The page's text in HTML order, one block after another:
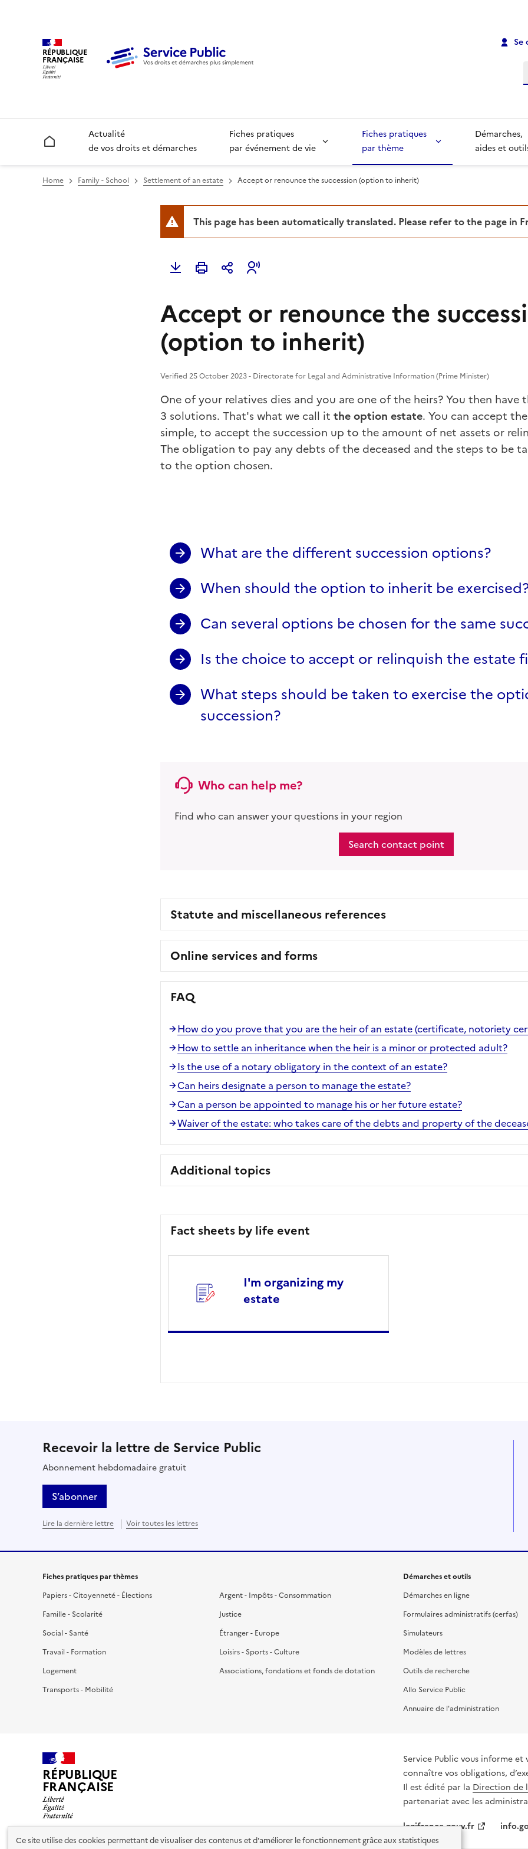
Ce site utilise des cookies permettant de visualiser des contenus et d'améliorer le fonctionnement grâce aux statistiques
RÉPUBLIQUE
FRANÇAISE
Se
Accueil
Actualité
de vos droits et démarches
Fiches pratiques
par événement de vie
Fiches pratiques
par thème
Démarches,
aides et
Home Family - School Settlement of an estate Accept or renounce the succession (option to inherit)
This page has been automatically translated. Please refer to the page in
Accept or renounce the
(option to inherit)
Verified 25 October 2023 - Directorate for Legal and Administrative Information (Prime Minister)
One of your relatives dies and you are one of the heirs? You then have
3 solutions. That's what we call it the option estate. You can accept
simple, to accept the succession up to the amount of net assets or
The obligation to pay any debts of the deceased and the steps to be
to the option chosen.
What are the different succession options?
When should the option to inherit be
Can several options be chosen for the same
Is the choice to accept or relinquish the estate
What steps should be taken to exercise the
succession?
Who can help me?
Find who can answer your questions in your region
Search contact point
Statute and miscellaneous references
Online services and forms
FAQ
How do you prove that you are the heir of an estate (certificate, notoriety
How to settle an inheritance when the heir is a minor or protected adult?
Is the use of a notary obligatory in the context of an estate?
Can heirs designate a person to manage the estate?
Can a person be appointed to manage his or her future estate?
Waiver of the estate: who takes care of the debts and property of the
Additional topics
Fact sheets by life event
I'm organizing my
estate
Recevoir la lettre de Service Public
Abonnement hebdomadaire gratuit
S’abonner
Lire la dernière lettre Voir toutes les lettres
Fiches pratiques par thèmes
Papiers - Citoyenneté - Élections
Famille - Scolarité
Social - Santé
Travail - Formation
Logement
Transports - Mobilité
Argent - Impôts - Consommation
Justice
Étranger - Europe
Loisirs - Sports - Culture
Associations, fondations et fonds de dotation
Démarches et outils
Démarches en ligne
Formulaires administratifs (cerfas)
Simulateurs
Modèles de lettres
Outils de recherche
Allo Service Public
Annuaire de l'administration
RÉPUBLIQUE
FRANÇAISE
Service Public vous informe
connaître vos obligations,
Il est édité par la Direction de
partenariat avec les
legifrance.gouv.fr